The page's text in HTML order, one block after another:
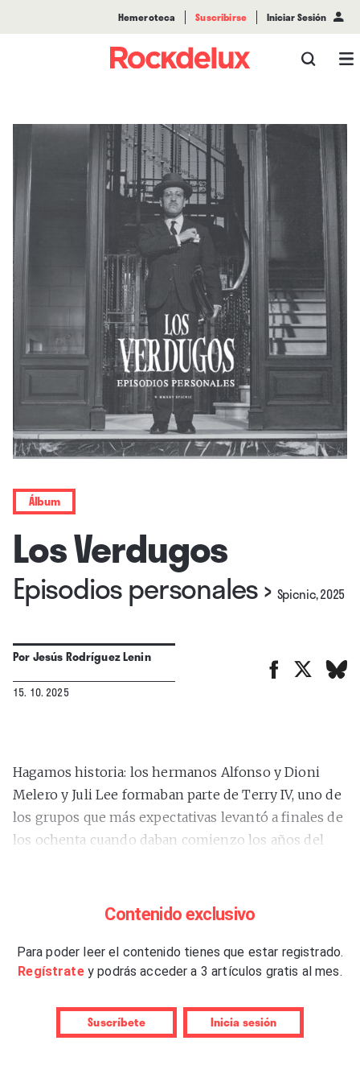
Hemeroteca Suscribirse Iniciar Sesión
Álbum
Los Verdugos
Episodios personales› Spicnic, 2025
PorJesús Rodríguez Lenin
15. 10. 2025
Hagamos historia: los hermanos Alfonso y Dioni
Melero y Juli Lee formaban parte de Terry IV, uno de
los grupos que más expectativas levantó a finales de
los ochenta cuando daban comienzo los años del
pero terminaron disolviéndose en 1994 sin haber
presuponían. Tras su disolución, sus integrantes
formaron varios grupos: Astrogirls, Meteoro, Hello
por Juli y Alfonso junto a sus amigos del fanzine
‘Stamp’ Fernando “Spock” y Manuel Ríos. Este
Contenido exclusivo
Para poder leer el contenido tienes que estar registrado.
Regístrate y podrás acceder a 3 artículos gratis al mes.
Suscríbete Inicia sesión